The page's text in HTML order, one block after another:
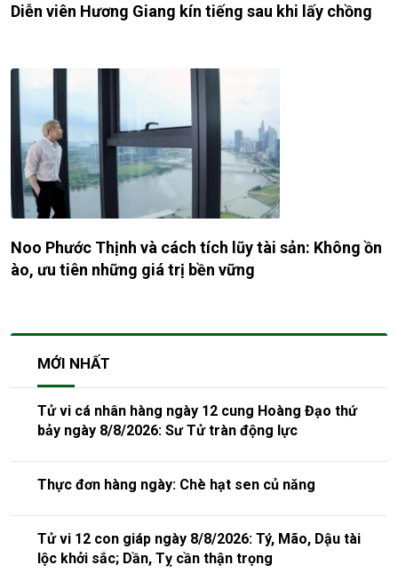
MỚI NHẤT
Tử vi cá nhân hàng ngày 12 cung Hoàng Đạo thứ
bảy ngày 8/8/2026: Sư Tử tràn động lực
Thực đơn hàng ngày: Chè hạt sen củ năng
Tử vi 12 con giáp ngày 8/8/2026: Tý, Mão, Dậu tài
lộc khởi sắc; Dần, Tỵ cần thận trọng
Diễn viên Hương Giang kín tiếng sau khi lấy chồng
Noo Phước Thịnh và cách tích lũy tài sản: Không ồn
ào, ưu tiên những giá trị bền vững